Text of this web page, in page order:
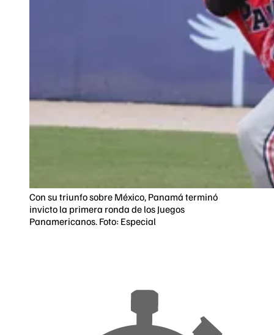
Con su triunfo sobre México, Panamá terminó
invicto la primera ronda de los Juegos
Panamericanos. Foto: Especial